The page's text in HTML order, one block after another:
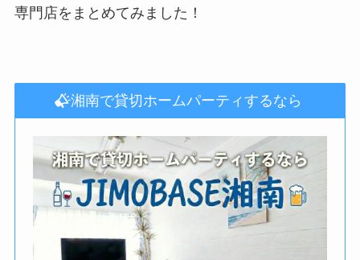
専門店をまとめてみました！
湘南で貸切ホームパーティするなら